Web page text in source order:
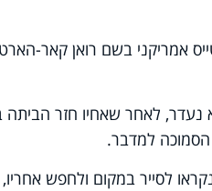
אמריקני בשם רואן קאר-
נעדר, לאחר שאחיו חזר
למדבר.
של 70 מתנדבים נקראו לסייר במקום